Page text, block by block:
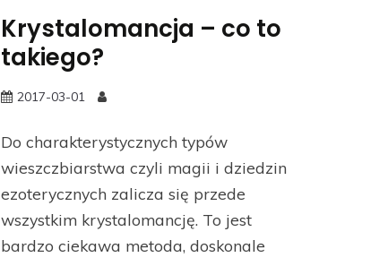
Krystalomancja – co to
takiego?
2017-03-01
Do charakterystycznych typów
wieszczbiarstwa czyli magii i dziedzin
ezoterycznych zalicza się przede
wszystkim krystalomancję. To jest
bardzo ciekawa metoda, doskonale